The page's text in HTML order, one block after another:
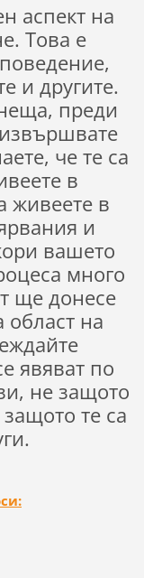
аспект на
Това е
и другите.
преди
че те са
в
живеете в
и
вашето
много
ще донесе
област на
явяват по
не защото
те са